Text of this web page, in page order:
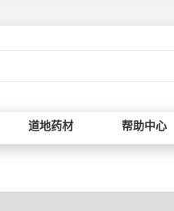
道地药材 帮助中心